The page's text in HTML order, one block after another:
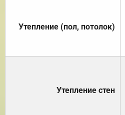
Утепление (пол, потолок)
Утепление стен